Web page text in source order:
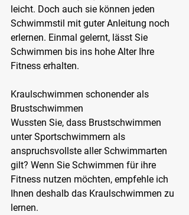
leicht. Doch auch sie können jeden
Schwimmstil mit guter Anleitung noch
erlernen. Einmal gelernt, lässt Sie
Schwimmen bis ins hohe Alter Ihre
Fitness erhalten.
Kraulschwimmen schonender als
Brustschwimmen
Wussten Sie, dass Brustschwimmen
unter Sportschwimmern als
anspruchsvollste aller Schwimmarten
gilt? Wenn Sie Schwimmen für ihre
Fitness nutzen möchten, empfehle ich
Ihnen deshalb das Kraulschwimmen zu
lernen.